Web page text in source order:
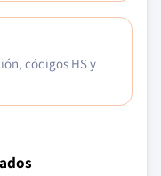
códigos HS y